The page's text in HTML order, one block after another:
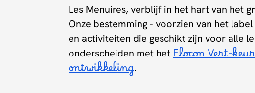
Les Menuires, verblijf in het hart van het
Onze bestemming - voorzien van het label
en activiteiten die geschikt zijn voor alle
onderscheiden met hetFlocon Vert-
ontwikkeling.